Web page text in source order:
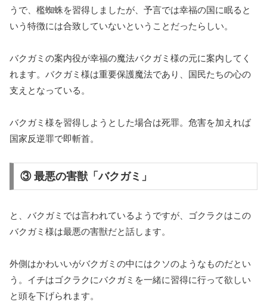
うで、檻蜘蛛を習得しましたが、予言では幸福の国に眠ると
いう特徴には合致していないということだったらしい。
バクガミの案内役が幸福の魔法バクガミ様の元に案内してく
れます。バクガミ様は重要保護魔法であり、国民たちの心の
支えとなっている。
バクガミ様を習得しようとした場合は死罪。危害を加えれば
国家反逆罪で即斬首。
③ 最悪の害獣「バクガミ」
と、バクガミでは言われているようですが、ゴクラクはこの
バクガミ様は最悪の害獣だと話します。
外側はかわいいがバクガミの中にはクソのようなものだとい
う。イチはゴクラクにバクガミを一緒に習得に行って欲しい
と頭を下げられます。